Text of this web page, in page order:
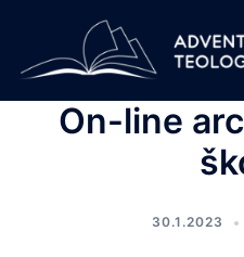
content
On-line
30.1.2023